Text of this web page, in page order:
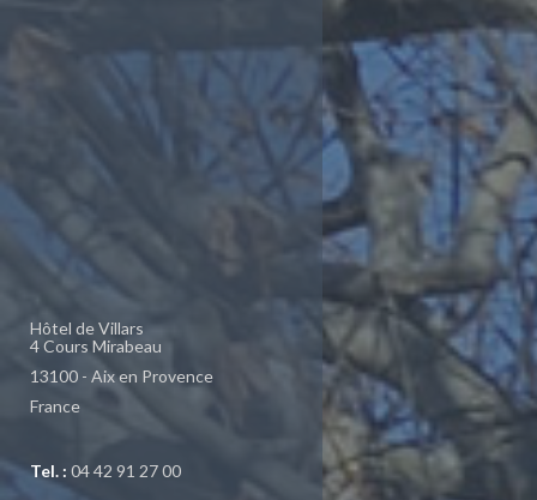
Hôtel de Villars
4 Cours Mirabeau
13100 - Aix en Provence
France
Tel. : 04 42 91 27 00